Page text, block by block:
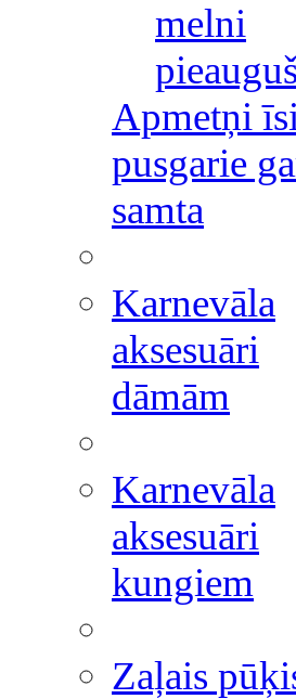
melni
Apmetņi
pusgarie
samta
Karnevāla
aksesuāri
dāmām
Karnevāla
aksesuāri
kungiem
Zaļais